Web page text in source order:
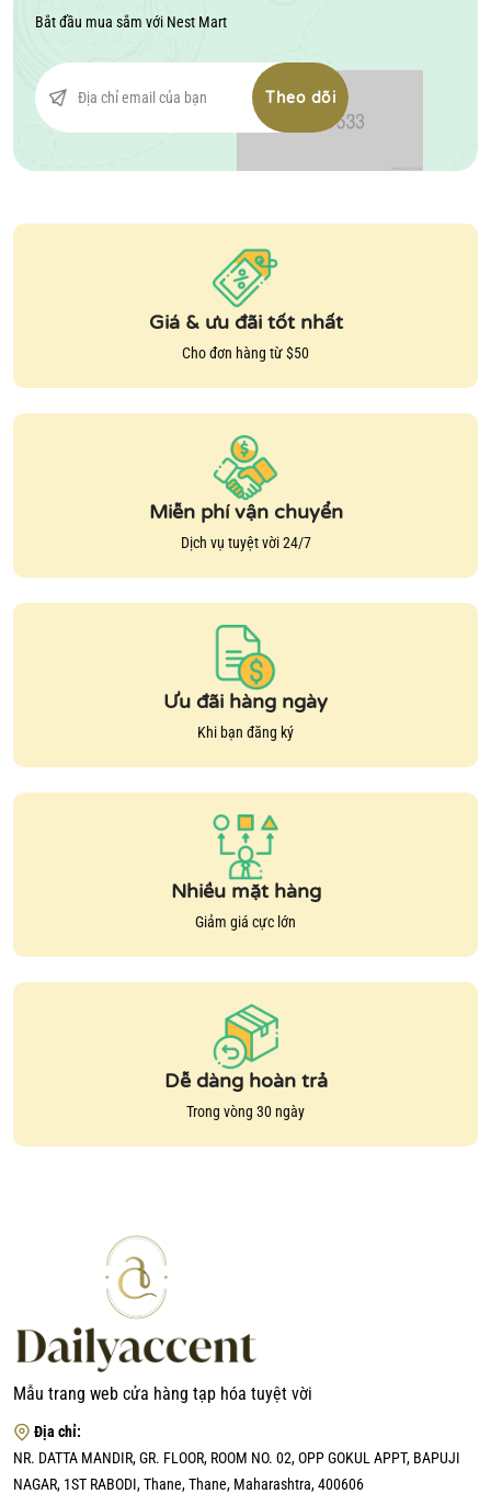
Bắt đầu mua sắm với Nest Mart
Theo dõi
Giá & ưu đãi tốt nhất
Cho đơn hàng từ $50
Miễn phí vận chuyển
Dịch vụ tuyệt vời 24/7
Ưu đãi hàng ngày
Khi bạn đăng ký
Nhiều mặt hàng
Giảm giá cực lớn
Dễ dàng hoàn trả
Trong vòng 30 ngày
Mẫu trang web cửa hàng tạp hóa tuyệt vời
Địa chỉ:
NR. DATTA MANDIR, GR. FLOOR, ROOM NO. 02, OPP GOKUL APPT, BAPUJI
NAGAR, 1ST RABODI, Thane, Thane, Maharashtra, 400606